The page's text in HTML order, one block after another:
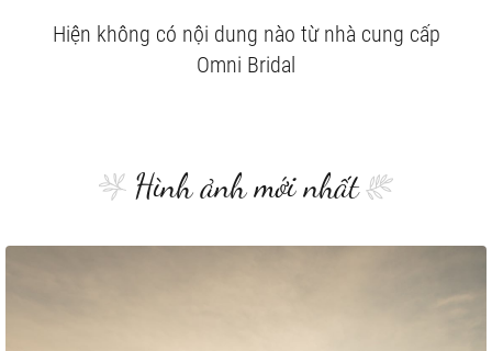
Hiện không có nội dung nào từ nhà cung cấp
Omni Bridal
Hình ảnh mới nhất